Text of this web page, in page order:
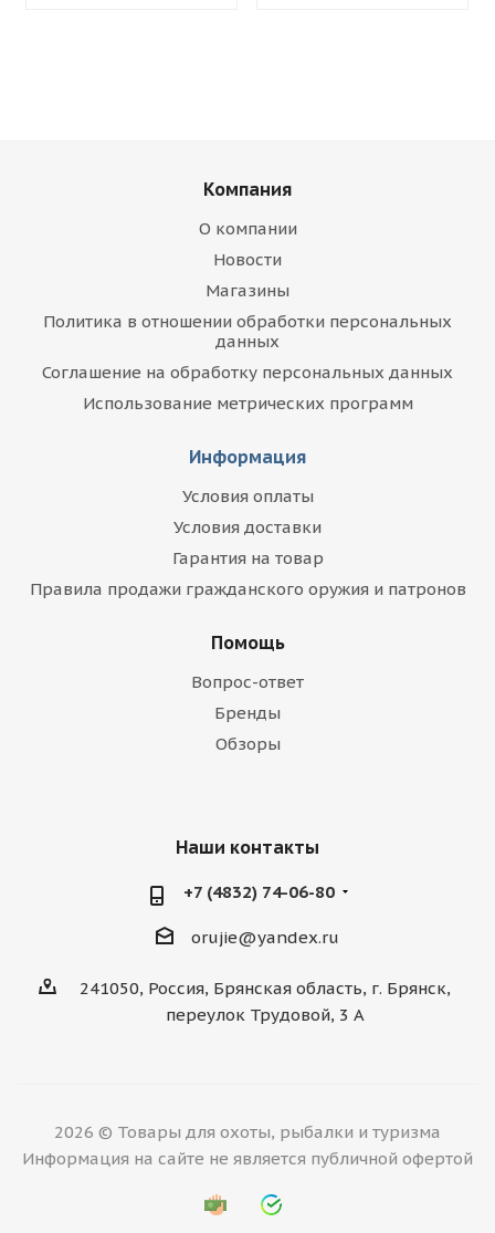
Компания
О компании
Новости
Магазины
Политика в отношении обработки персональных
данных
Соглашение на обработку персональных данных
Использование метрических программ
Информация
Условия оплаты
Условия доставки
Гарантия на товар
Правила продажи гражданского оружия и патронов
Помощь
Вопрос-ответ
Бренды
Обзоры
Наши контакты
+7 (4832) 74-06-80
orujie@yandex.ru
241050, Россия, Брянская область, г. Брянск,
переулок Трудовой, 3 А
2026 © Товары для охоты, рыбалки и туризма
Информация на сайте не является публичной офертой